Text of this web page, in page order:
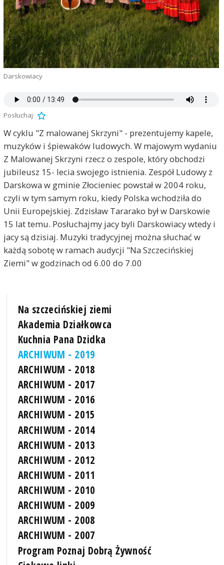
Darskowiacy
Posłuchaj
W cyklu "Z malowanej Skrzyni" - prezentujemy kapele,
muzyków i śpiewaków ludowych. W majowym wydaniu
Z Malowanej Skrzyni rzecz o zespole, który obchodzi
jubileusz 15- lecia swojego istnienia. Zespół Ludowy z
Darskowa w gminie Złocieniec powstał w 2004 roku,
czyli w tym samym roku, kiedy Polska wchodziła do
Unii Europejskiej. Zdzisław Tararako był w Darskowie
15 lat temu. Posłuchajmy jacy byli Darskowiacy wtedy i
jacy są dzisiaj. Muzyki tradycyjnej można słuchać w
każdą sobotę w ramach audycji "Na Szczecińskiej
Ziemi" w godzinach od 6.00 do 7.00
Na szczecińskiej ziemi
Akademia Działkowca
Kuchnia Pana Dzidka
ARCHIWUM - 2019
ARCHIWUM - 2018
ARCHIWUM - 2017
ARCHIWUM - 2016
ARCHIWUM - 2015
ARCHIWUM - 2014
ARCHIWUM - 2013
ARCHIWUM - 2012
ARCHIWUM - 2011
ARCHIWUM - 2010
ARCHIWUM - 2009
ARCHIWUM - 2008
ARCHIWUM - 2007
Program Poznaj Dobrą Żywność